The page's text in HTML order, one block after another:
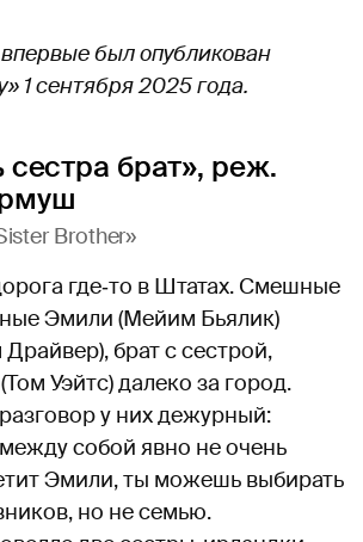
был опубликован
1 сентября 2025 года.
брат», реж.
Brother»
где‑то в Штатах. Смешные
Эмили (Мейим Бьялик)
брат с сестрой,
Уэйтс) далеко за город.
у них дежурный:
собой явно не очень
Эмили, ты можешь выбирать
но не семью.